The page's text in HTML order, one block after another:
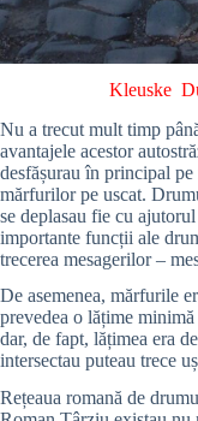
Kleuske
Nu a trecut mult timp
avantajele acestor
desfășurau în principal
mărfurilor pe uscat.
se deplasau fie cu
importante funcții ale
trecerea mesagerilor –
De asemenea, mărfurile
prevedea o lățime
dar, de fapt, lățimea era
intersectau puteau trece
Rețeaua romană de